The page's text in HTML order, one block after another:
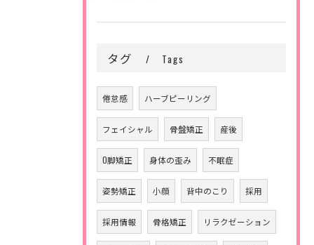
タグ Tags
倦怠感 ハーブピーリング
フェイシャル 骨盤矯正 産後
O脚矯正 身体の歪み 不眠症
姿勢矯正 小顔 背中のこり 採用
採用情報 骨格矯正 リラクゼーション